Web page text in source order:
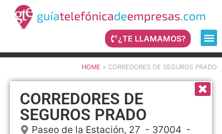
¿TE LLAMAMOS?
HOME » CORREDORES DE SEGUROS PRADO
CORREDORES DE
SEGUROS PRADO
Paseo de la Estación, 27 - 37004 -